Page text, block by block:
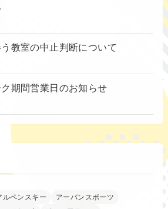
教室の中止判断について
期間営業日のお知らせ
ルペンスキー
アーバンスポーツ